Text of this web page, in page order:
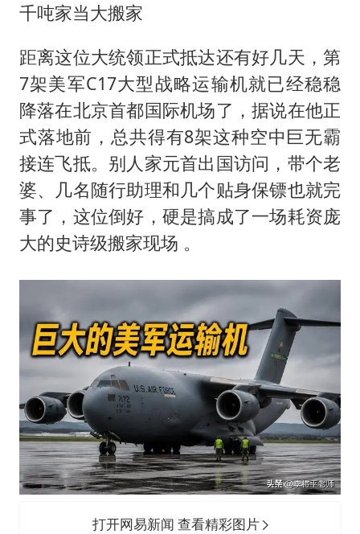
千吨家当大搬家
距离这位大统领正式抵达还有好几天，第
7架美军C17大型战略运输机就已经稳稳
降落在北京首都国际机场了，据说在他正
式落地前，总共得有8架这种空中巨无霸
接连飞抵。别人家元首出国访问，带个老
婆、几名随行助理和几个贴身保镖也就完
事了，这位倒好，硬是搞成了一场耗资庞
大的史诗级搬家现场 。
打开网易新闻 查看精彩图片